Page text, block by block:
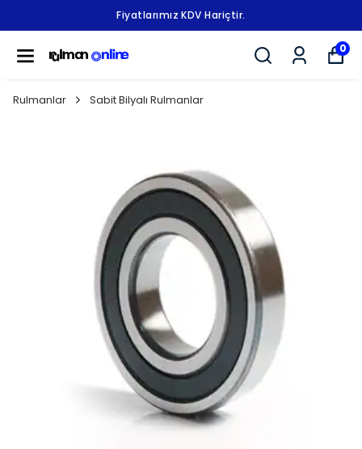
Fiyatlarımız KDV Hariçtir.
0
Rulmanlar Sabit Bilyalı Rulmanlar